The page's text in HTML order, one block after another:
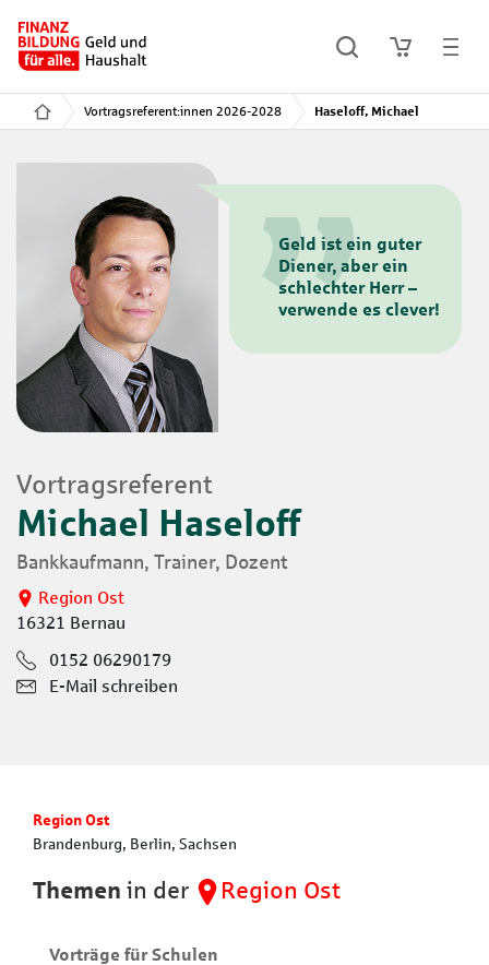
Vortragsreferent:innen 2026-2028 Haseloff, Michael
Vortragsreferent
Michael Haseloff
Bankkaufmann, Trainer, Dozent
Region Ost
16321 Bernau
0152 06290179
E-Mail schreiben
Geld ist ein guter
Diener, aber ein
schlechter Herr –
verwende es clever!
Region Ost
Brandenburg, Berlin, Sachsen
Themen in der Region Ost
Vorträge für Schulen